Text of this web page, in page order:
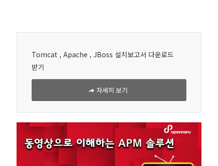
Tomcat , Apache , JBoss 설치보고서 다운로드
받기
자세히 보기